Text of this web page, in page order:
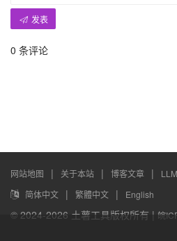
发表
0 条评论
网站地图 | 关于本站 | 博客文章 |
简体中文
| 繁體中文 | English
© 2024-2026 土薯工具版权所有 | 皖